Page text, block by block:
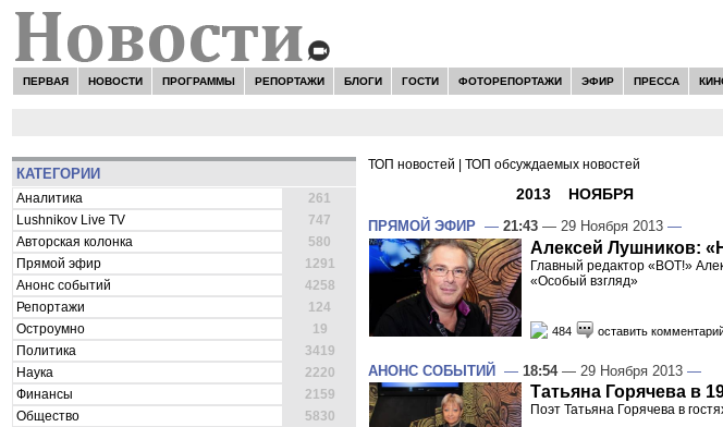
ПЕРВАЯ НОВОСТИ ПРОГРАММЫ РЕПОРТАЖИ БЛОГИ ГОСТИ ФОТОРЕПОРТАЖИ ЭФИР ПРЕССА
КАТЕГОРИИ
Аналитика
261
Lushnikov Live TV
747
Авторская колонка
580
Прямой эфир
1291
Анонс событий
4258
Репортажи
124
Остроумно
19
Политика
3419
Наука
2220
Финансы
2159
Общество
5830
ТОП новостей ТОП обсуждаемых новостей
2013 НОЯБРЯ
ПРЯМОЙ ЭФИР — 21:43 — 29 Ноября 2013 —
Алексей Лушников:
Главный редактор «ВОТ!»
«Особый взгляд»
484 оставить
АНОНС СОБЫТИЙ — 18:54— 29 Ноября 2013 —
Татьяна Горячева в
Поэт Татьяна Горячева в